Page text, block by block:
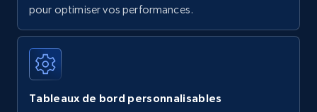
pour optimiser vos performances.
Tableaux de bord personnalisables